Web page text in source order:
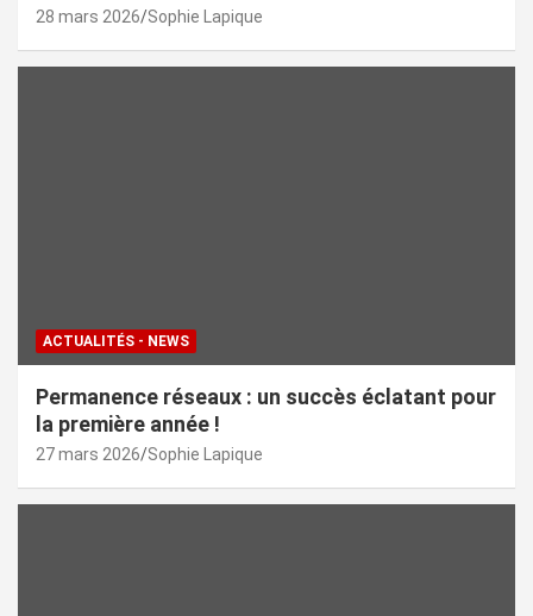
28 mars 2026 Sophie Lapique
ACTUALITÉS - NEWS
Permanence réseaux : un succès éclatant pour
la première année !
27 mars 2026 Sophie Lapique